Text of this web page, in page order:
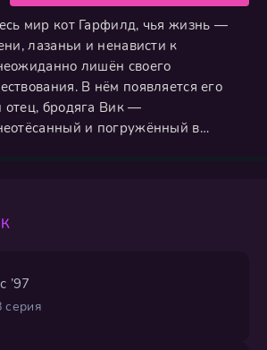
мир кот Гарфилд, чья жизнь —
лазаньи и ненависти к
лишён своего
В нём появляется его
бродяга Вик —
и погружённый в
Вместе с неожиданным
троица оказывается втянута в
’97
серия